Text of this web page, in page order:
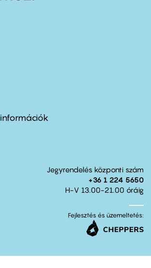
Jegyrendelés központi szám
+36 1 224 5650
H-V 13.00-21.00 óráig
Fejlesztés és üzemeltetés: